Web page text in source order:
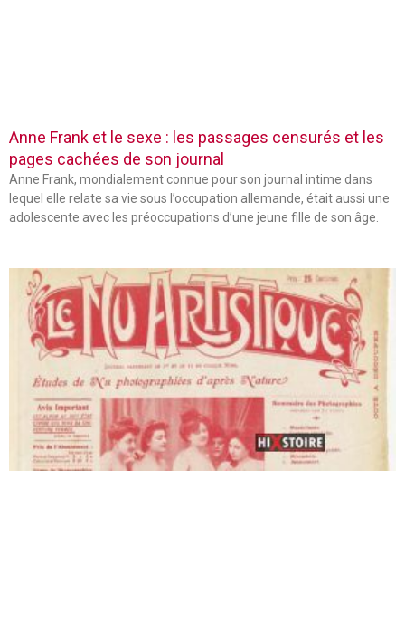
Anne Frank et le sexe : les passages censurés et les
pages cachées de son journal
Anne Frank, mondialement connue pour son journal intime dans
lequel elle relate sa vie sous l’occupation allemande, était aussi une
adolescente avec les préoccupations d’une jeune fille de son âge.